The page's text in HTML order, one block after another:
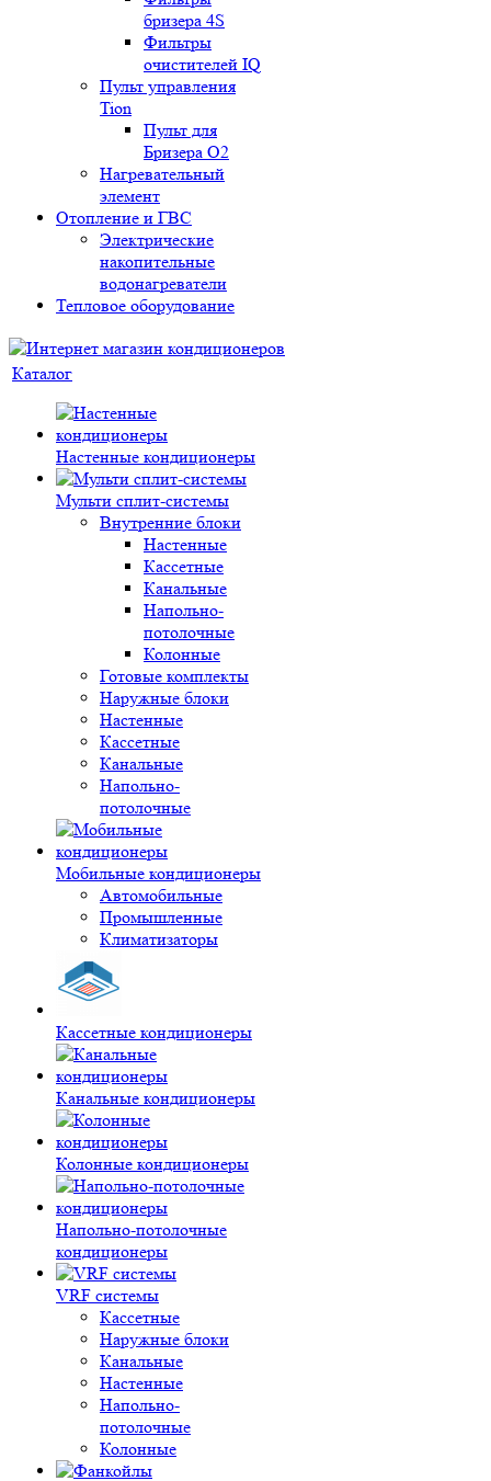
бризера 4S
Фильтры
очистителей IQ
Пульт управления
Tion
Пульт для
Бризера O2
Нагревательный
элемент
Отопление и ГВС
Электрические
накопительные
водонагреватели
Тепловое оборудование
Каталог
Настенные кондиционеры
Мульти сплит-системы
Внутренние блоки
Настенные
Кассетные
Канальные
Напольно-
потолочные
Колонные
Готовые комплекты
Наружные блоки
Настенные
Кассетные
Канальные
Напольно-
потолочные
Мобильные кондиционеры
Автомобильные
Промышленные
Климатизаторы
Кассетные кондиционеры
Канальные кондиционеры
Колонные кондиционеры
Напольно-потолочные
кондиционеры
VRF системы
Кассетные
Наружные блоки
Канальные
Настенные
Напольно-
потолочные
Колонные